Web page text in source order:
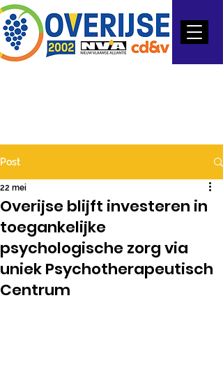
Post
Overijse blijft investeren in
toegankelijke
psychologische zorg via
uniek Psychotherapeutisch
Centrum
22 mei